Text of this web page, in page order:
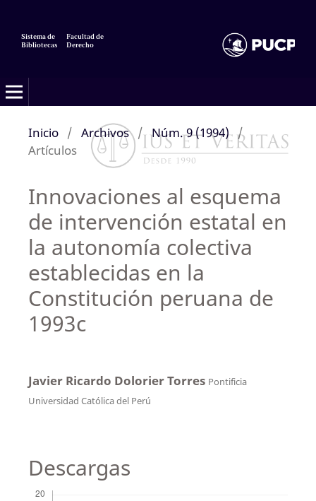
Sistema de
Bibliotecas
Facultad de
Derecho
Inicio / Archivos / Núm. 9 (1994) /
Artículos
Innovaciones al esquema
de intervención estatal en
la autonomía colectiva
establecidas en la
Constitución peruana de
1993c
Javier Ricardo Dolorier Torres Pontificia
Universidad Católica del Perú
Descargas